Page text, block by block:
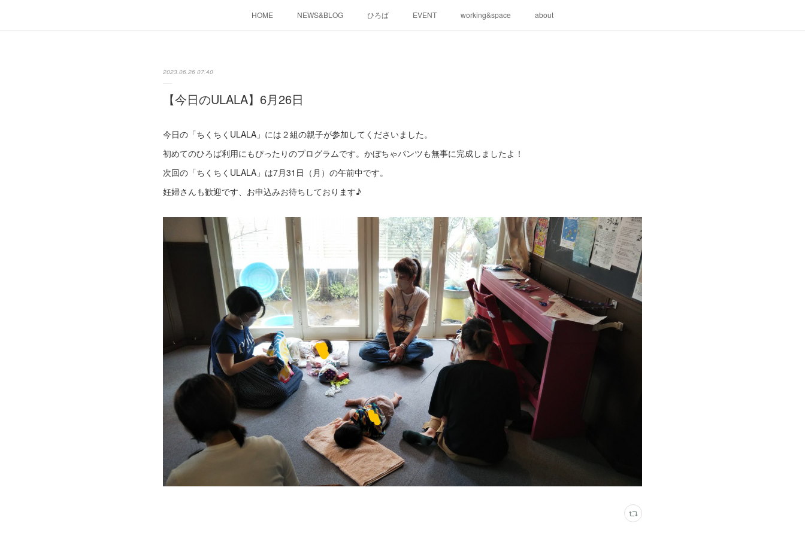
HOME NEWS&BLOG ひろば EVENT working&space about
2023.06.26 07:40
【今日のULALA】6月26日
今日の「ちくちくULALA」には２組の親子が参加してくださいました。
初めてのひろば利用にもぴったりのプログラムです。かぼちゃパンツも無事に完成しましたよ！
次回の「ちくちくULALA」は7月31日（月）の午前中です。
妊婦さんも歓迎です、お申込みお待ちしております♪